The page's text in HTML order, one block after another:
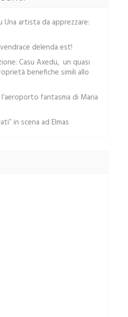
Una artista da apprezzare:
delenda est!
Casu Axedu, un quasi
benefiche simili allo
fantasma di Maria
in scena ad Elmas